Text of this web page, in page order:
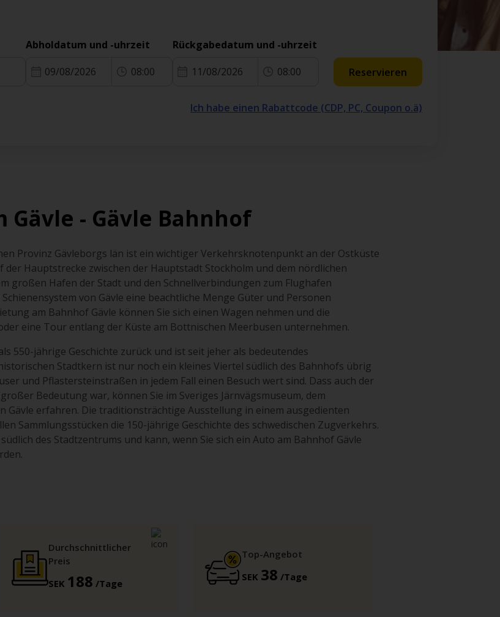
Abholdatum und -uhrzeit
09/08/2026 08:00
Rückgabedatum und -uhrzeit
11/08/2026 08:00 Reservieren
Ich habe einen Rabattcode (CDP, PC, Coupon o.ä)
- Gävle Bahnhof
Provinz Gävleborgs län ist ein wichtiger Verkehrsknotenpunkt an der Ostküste
der Hauptstrecke zwischen der Hauptstadt Stockholm und dem nördlichen
großen Hafen der Stadt und den Schnellverbindungen zum Flughafen
von Gävle eine beachtliche Menge Güter und Personen
am Bahnhof Gävle können Sie sich einen Wagen nehmen und die
eine Tour entlang der Küste am Bottnischen Meerbusen unternehmen.
550-jährige Geschichte zurück und ist seit jeher als bedeutendes
Stadtkern ist nur noch ein kleines Viertel südlich des Bahnhofs übrig
und Pflastersteinstraßen in jedem Fall einen Besuch wert sind. Dass auch der
Bedeutung war, können Sie im Sveriges Järnvägsmuseum, dem
Gävle erfahren. Die traditionsträchtige Ausstellung in einem ausgedienten
Sammlungsstücken die 150-jährige Geschichte des schwedischen Zugverkehrs.
des Stadtzentrums und kann, wenn Sie sich ein Auto am Bahnhof Gävle
Durchschnittlicher
Preis
SEK 188 /Tage
Top-Angebot
SEK 38 /Tage